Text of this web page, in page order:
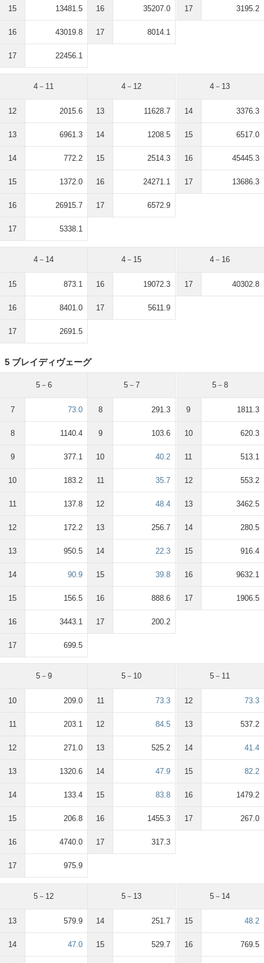
15 13481.5
16 43019.8
17 22456.1
16 35207.0
17 8014.1
17 3195.2
4－11
12 2015.6
13 6961.3
14 772.2
15 1372.0
16 26915.7
17 5338.1
4－12
13 11628.7
14 1208.5
15 2514.3
16 24271.1
17 6572.9
4－13
14 3376.3
15 6517.0
16 45445.3
17 13686.3
4－14
15 873.1
16 8401.0
17 2691.5
4－15
16 19072.3
17 5611.9
4－16
17 40302.8
5 ブレイディヴェーグ
5－6
7 73.0
8 1140.4
9 377.1
10 183.2
11 137.8
12 172.2
13 950.5
14 90.9
15 156.5
16 3443.1
17 699.5
5－7
8 291.3
9 103.6
10 40.2
11 35.7
12 48.4
13 256.7
14 22.3
15 39.8
16 888.6
17 200.2
5－8
9 1811.3
10 620.3
11 513.1
12 553.2
13 3462.5
14 280.5
15 916.4
16 9632.1
17 1906.5
5－9
10 209.0
11 203.1
12 271.0
13 1320.6
14 133.4
15 206.8
16 4740.0
17 975.9
5－10
11 73.3
12 84.5
13 525.2
14 47.9
15 83.8
16 1455.3
17 317.3
5－11
12 73.3
13 537.2
14 41.4
15 82.2
16 1479.2
17 267.0
5－12
13 579.9
14 47.0
5－13
14 251.7
15 529.7
5－14
15 48.2
16 769.5